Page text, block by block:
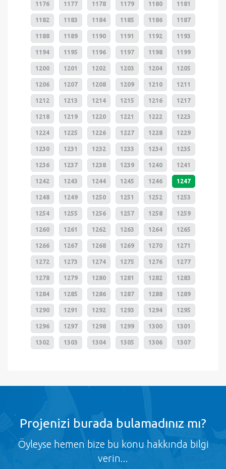
1176 1177 1178 1179 1180 1181
1182 1183 1184 1185 1186 1187
1188 1189 1190 1191 1192 1193
1194 1195 1196 1197 1198 1199
1200 1201 1202 1203 1204 1205
1206 1207 1208 1209 1210 1211
1212 1213 1214 1215 1216 1217
1218 1219 1220 1221 1222 1223
1224 1225 1226 1227 1228 1229
1230 1231 1232 1233 1234 1235
1236 1237 1238 1239 1240 1241
1242 1243 1244 1245 1246 1247
1248 1249 1250 1251 1252 1253
1254 1255 1256 1257 1258 1259
1260 1261 1262 1263 1264 1265
1266 1267 1268 1269 1270 1271
1272 1273 1274 1275 1276 1277
1278 1279 1280 1281 1282 1283
1284 1285 1286 1287 1288 1289
1290 1291 1292 1293 1294 1295
1296 1297 1298 1299 1300 1301
1302 1303 1304 1305 1306 1307
Projenizi burada bulamadınız mı?
Öyleyse hemen bize bu konu hakkında bilgi
verin...